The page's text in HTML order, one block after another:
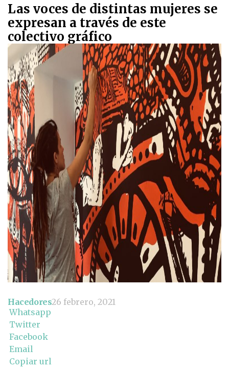
Las voces de distintas mujeres se
expresan a través de este
colectivo gráfico
Hacedores26 febrero, 2021
Whatsapp
Twitter
Facebook
Email
Copiar url